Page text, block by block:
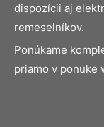
dispozícii aj
remeselníkov.
Ponúkame
priamo v ponuke